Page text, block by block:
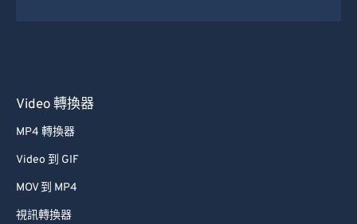
Video 轉換器
MP4 轉換器
Video 到 GIF
MOV 到 MP4
視訊轉換器